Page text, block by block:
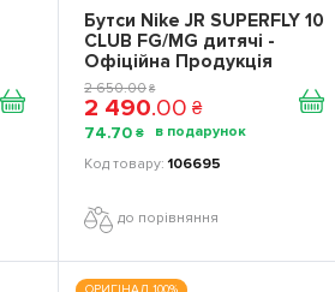
Бутси Nike JR SUPERFLY 10
CLUB FG/MG дитячі -
Офіційна Продукція
2 650.00 ₴
2 490.00 ₴
74.70 ₴
106695
до порівняння